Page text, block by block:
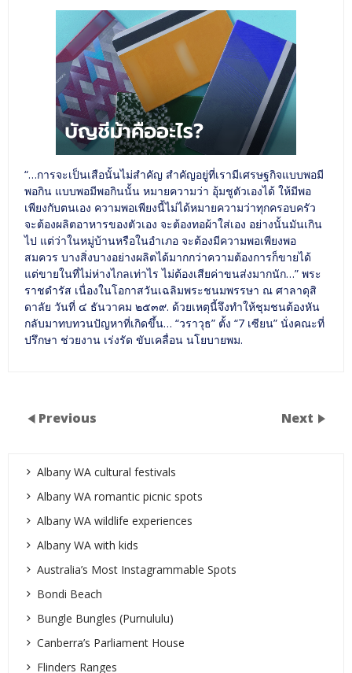
“…การจะเป็นเสือนั้นไม่สำคัญ สำคัญอยู่ที่เรามีเศรษฐกิจแบบพอมี
พอกิน แบบพอมีพอกินนั้น หมายความว่า อุ้มชูตัวเองได้ ให้มีพอ
เพียงกับตนเอง ความพอเพียงนี้ไม่ได้หมายความว่าทุกครอบครัว
จะต้องผลิตอาหารของตัวเอง จะต้องทอผ้าใส่เอง อย่างนั้นมันเกิน
ไป แต่ว่าในหมู่บ้านหรือในอำเภอ จะต้องมีความพอเพียงพอ
สมควร บางสิ่งบางอย่างผลิตได้มากกว่าความต้องการก็ขายได้
แต่ขายในที่ไม่ห่างไกลเท่าไร ไม่ต้องเสียค่าขนส่งมากนัก…” พระ
ราชดำรัส เนื่องในโอกาสวันเฉลิมพระชนมพรรษา ณ ศาลาดุสิ
ดาลัย วันที่ ๔ ธันวาคม ๒๕๓๙. ด้วยเหตุนี้จึงทำให้ชุมชนต้องหัน
กลับมาทบทวนปัญหาที่เกิดขึ้น… “วราวุธ” ตั้ง “7 เซียน” นั่งคณะที่
ปรึกษา ช่วยงาน เร่งรัด ขับเคลื่อน นโยบายพม.
Previous Next
Albany WA cultural festivals
Albany WA romantic picnic spots
Albany WA wildlife experiences
Albany WA with kids
Australia’s Most Instagrammable Spots
Bondi Beach
Bungle Bungles (Purnululu)
Canberra’s Parliament House
Flinders Ranges